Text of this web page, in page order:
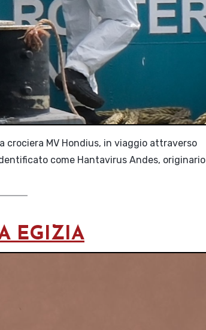
crociera MV Hondius, in viaggio attraverso
come Hantavirus Andes, originario
EGIZIA